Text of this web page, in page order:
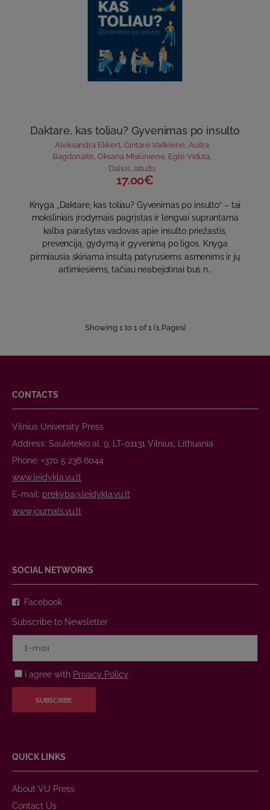
Daktare, kas toliau? Gyvenimas po insulto
Aleksandra Ekkert, Gintarė Vaitkienė Aušra
Bagdonaitė, Oksana Misiūnienė, Eglė Viduta,
Dalius Jatužis
17.00€
Knyga „Daktare, kas toliau? Gyvenimas po insulto“ – tai
moksliniais įrodymais pagrįstas ir lengvai suprantama
kalba parašytas vadovas apie insulto priežastis,
prevenciją, gydymą ir gyvenimą po ligos. Knyga
pirmiausia skiriama insultą patyrusiems asmenims ir jų
artimiesiems, tačiau neabejotinai bus n..
Showing 1 to 1 of 1 (1 Pages)
CONTACTS
Vilnius University Press
Address: Saulėtekio al. 9, LT-01131 Vilnius, Lithuania
Phone: +370 5 236 6044
www.leidykla.vu.lt
E-mail: prekyba@leidykla.vu.lt
www.journals.vu.lt
SOCIAL NETWORKS
Facebook
Subscribe to Newsletter
I agree with Privacy Policy
SUBSCRIBE
QUICK LINKS
About VU Press
Contact Us